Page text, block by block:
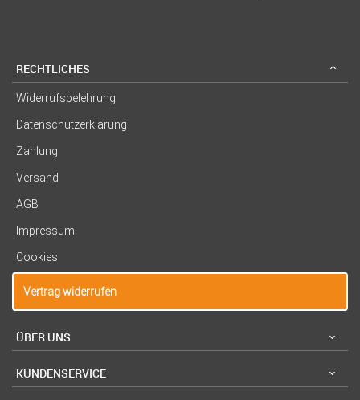
RECHTLICHES
Widerrufsbelehrung
Datenschutzerklärung
Zahlung
Versand
AGB
Impressum
Cookies
Vertrag widerrufen
ÜBER UNS
KUNDENSERVICE